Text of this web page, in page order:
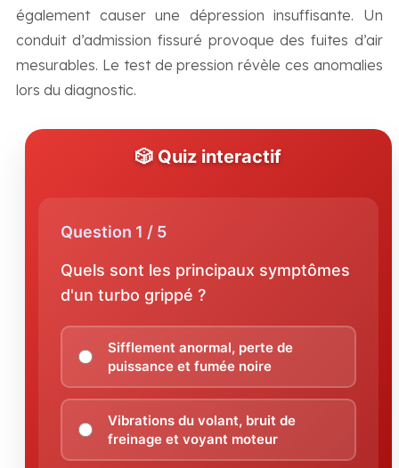
également causer une dépression insuffisante. Un
conduit d’admission fissuré provoque des fuites d’air
mesurables. Le test de pression révèle ces anomalies
lors du diagnostic.
🎲 Quiz interactif
Question 1 / 5
Quels sont les principaux symptômes
d'un turbo grippé ?
Sifflement anormal, perte de
puissance et fumée noire
Vibrations du volant, bruit de
freinage et voyant moteur